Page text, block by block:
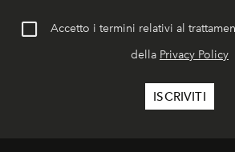
Accetto i termini relativi al
della Privacy Policy